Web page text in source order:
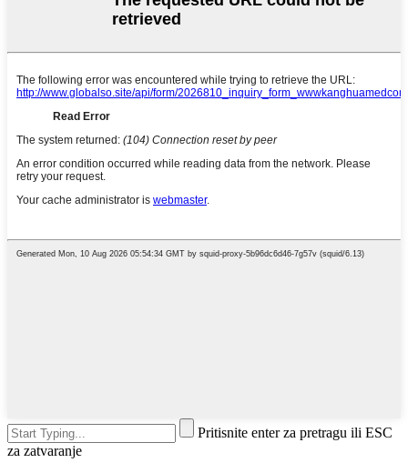
Pritisnite enter za pretragu ili ESC
za zatvaranje